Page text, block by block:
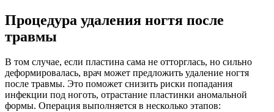
Процедура удаления ногтя после
травмы
В том случае, если пластина сама не отторглась, но сильно
деформировалась, врач может предложить удаление ногтя
после травмы. Это поможет снизить риски попадания
инфекции под ноготь, отрастание пластинки аномальной
формы. Операция выполняется в несколько этапов: